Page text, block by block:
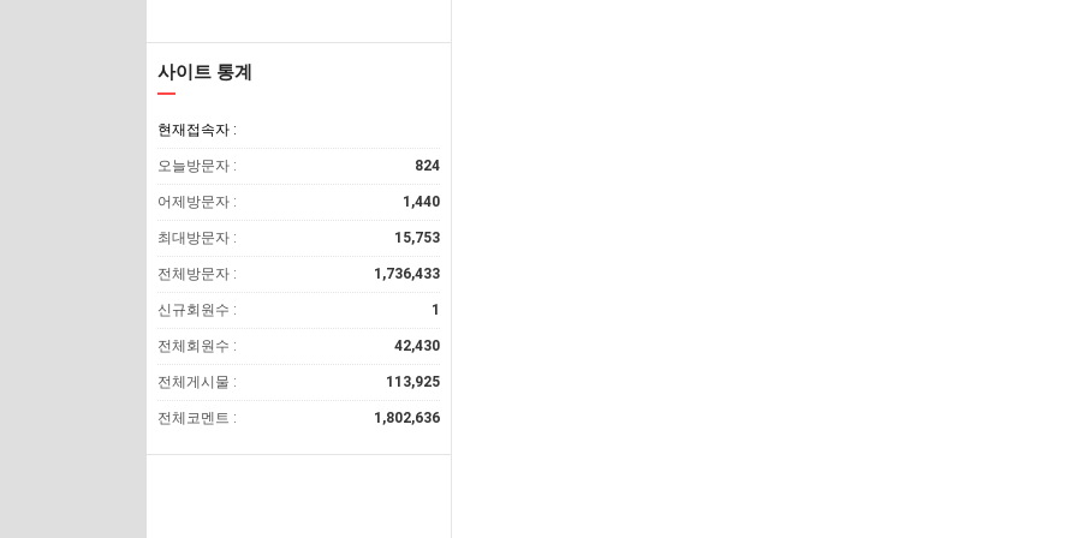
사이트 통계
현재접속자 :
오늘방문자 : 824
어제방문자 : 1,440
최대방문자 : 15,753
전체방문자 : 1,736,433
신규회원수 : 1
전체회원수 : 42,430
전체게시물 : 113,925
전체코멘트 : 1,802,636